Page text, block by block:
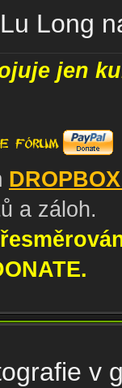
Long
jen
a záloh.
v